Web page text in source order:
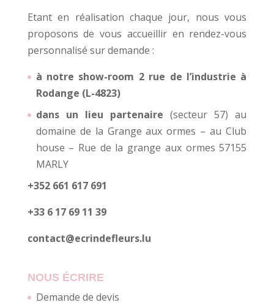
Etant en réalisation chaque jour, nous vous
proposons de vous accueillir en rendez-vous
personnalisé sur demande :
à notre show-room 2 rue de l’industrie à
Rodange (L-4823)
dans un lieu partenaire (secteur 57) au
domaine de la Grange aux ormes – au Club
house – Rue de la grange aux ormes 57155
MARLY
+352 661 617 691
+33 6 17 69 11 39
contact@ecrindefleurs.lu
NOUS ÉCRIRE
Demande de devis